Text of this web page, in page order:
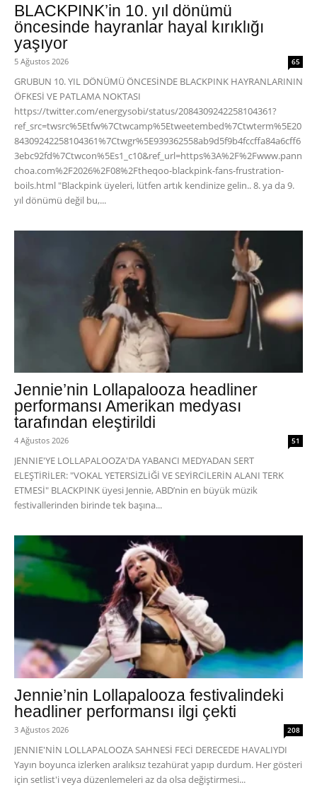
BLACKPINK’in 10. yıl dönümü
öncesinde hayranlar hayal kırıklığı
yaşıyor
5 Ağustos 2026 65
GRUBUN 10. YIL DÖNÜMÜ ÖNCESİNDE BLACKPINK HAYRANLARININ
ÖFKESİ VE PATLAMA NOKTASI
https://twitter.com/energysobi/status/2084309242258104361?
ref_src=twsrc%5Etfw%7Ctwcamp%5Etweetembed%7Ctwterm%5E20
84309242258104361%7Ctwgr%5E939362558ab9d5f9b4fccffa84a6cff6
3ebc92fd%7Ctwcon%5Es1_c10&ref_url=https%3A%2F%2Fwww.pann
choa.com%2F2026%2F08%2Ftheqoo-blackpink-fans-frustration-
boils.html "Blackpink üyeleri, lütfen artık kendinize gelin.. 8. ya da 9.
yıl dönümü değil bu,...
Jennie’nin Lollapalooza headliner
performansı Amerikan medyası
tarafından eleştirildi
4 Ağustos 2026 51
JENNIE'YE LOLLAPALOOZA'DA YABANCI MEDYADAN SERT
ELEŞTİRİLER: "VOKAL YETERSİZLİĞİ VE SEYİRCİLERİN ALANI TERK
ETMESİ" BLACKPINK üyesi Jennie, ABD’nin en büyük müzik
festivallerinden birinde tek başına...
Jennie’nin Lollapalooza festivalindeki
headliner performansı ilgi çekti
3 Ağustos 2026 208
JENNIE'NİN LOLLAPALOOZA SAHNESİ FECİ DERECEDE HAVALIYDI
Yayın boyunca izlerken aralıksız tezahürat yapıp durdum. Her gösteri
için setlist'i veya düzenlemeleri az da olsa değiştirmesi...